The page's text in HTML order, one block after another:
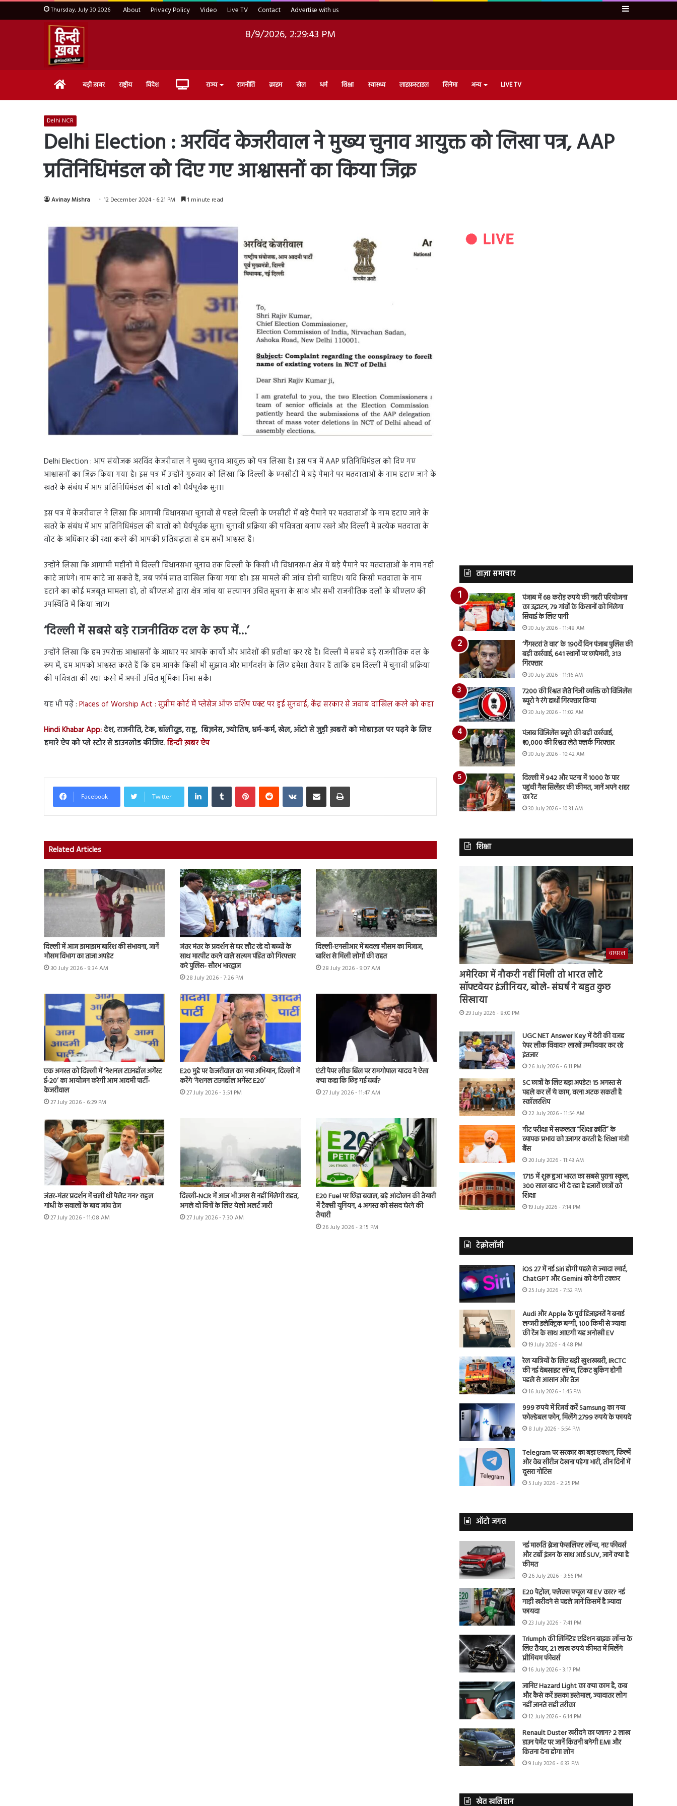
Thursday, July 30 2026 About Privacy Policy Video Live TV Contact Advertise with us Sidebar
8/9/2026, 2:29:44 PM
Home बड़ी ख़बर राष्ट्रीय विदेश Live राज्य राजनीति क्राइम खेल धर्म शिक्षा स्वास्थ्य लाइफ़स्टाइल सिनेमा अन्य LIVE TV
Delhi NCR
Delhi Election : अरविंद केजरीवाल ने मुख्य चुनाव आयुक्त को लिखा पत्र, AAP
प्रतिनिधिमंडल को दिए गए आश्वासनों का किया जिक्र
Avinay Mishra 12 December 2024 - 6:21 PM 1 minute read
Delhi Election : आप संयोजक अरविंद केजरीवाल ने मुख्य चुनाव आयुक्त को पत्र लिखा है। इस पत्र में AAP प्रतिनिधिमंडल को दिए गए
आश्वासनों का जिक्र किया गया है। इस पत्र में उन्होंने गुरुवार को लिखा कि दिल्ली के एनसीटी में बड़े पैमाने पर मतदाताओं के नाम हटाए जाने के
खतरे के संबंध में आप प्रतिनिधिमंडल की बातों को धैर्यपूर्वक सुना।
इस पत्र में केजरीवाल ने लिखा कि आगामी विधानसभा चुनावों से पहले दिल्ली के एनसीटी में बड़े पैमाने पर मतदाताओं के नाम हटाए जाने के
खतरे के संबंध में आप प्रतिनिधिमंडल की बातों को धैर्यपूर्वक सुना। चुनावी प्रक्रिया की पवित्रता बनाए रखने और दिल्ली में प्रत्येक मतदाता के
वोट के अधिकार की रक्षा करने की आपकी प्रतिबद्धता से हम सभी आश्वस्त हैं।
उन्होंने लिखा कि आगामी महीनों में दिल्ली विधानसभा चुनाव तक दिल्ली के किसी भी विधानसभा क्षेत्र में बड़े पैमाने पर मतदाताओं के नाम नहीं
काटे जाएंगे। नाम काटे जा सकते हैं, जब फॉर्म सात दाखिल किया गया हो। इस मामले की जांच होनी चाहिए। यदि किसी मतदाता के नाम
हटाने का कोई मजबूत मामला हो, तो बीएलओ द्वारा क्षेत्र जांच या सत्यापन उचित सूचना के साथ और सभी राजनीतिक दलों के बीएलए की
उपस्थिति में किया जाए।
‘दिल्ली में सबसे बड़े राजनीतिक दल के रूप में…’
उन्होंने लिखा कि हम उपरोक्त आश्वासनों के आधार पर आपके कार्यों और आदेशों की प्रतीक्षा कर रहे हैं। दिल्ली में सबसे बड़े राजनीतिक दल के
रूप में, हम आपको आश्वस्त करते हैं कि हम आपके किसी भी सुझाव और मार्गदर्शन के लिए हमेशा तैयार हैं ताकि हम दिल्ली में चुनावी प्रक्रिया
की पवित्रता की रक्षा करने में अपनी उचित भूमिका निभा सकें।
यह भी पढ़ें : Places of Worship Act : सुप्रीम कोर्ट में प्लेसेज ऑफ वर्शिप एक्ट पर हुई सुनवाई, केंद्र सरकार से जवाब दाखिल करने को कहा
Hindi Khabar App:देश, राजनीति, टेक, बॉलीवुड, राष्ट्र, बिज़नेस, ज्योतिष, धर्म-कर्म, खेल, ऑटो से जुड़ी ख़बरों को मोबाइल पर पढ़ने के लिए
हमारे ऐप को प्ले स्टोर से डाउनलोड कीजिए.हिन्दी ख़बर ऐप
Facebook Twitter
LinkedInTumblr PinterestReddit VKontakteShare via Email Print
Related Articles
दिल्ली में आज झमाझम बारिश की संभावना, जानें
मौसम विभाग का ताजा अपडेट
30 July 2026 - 9:34 AM
जंतर मंतर के प्रदर्शन से घर लौट रहे दो बच्चों के
साथ मारपीट करने वाले सत्यम पंडित को गिरफ्तार
करे पुलिस- सौरभ भारद्वाज
28 July 2026 - 7:26 PM
दिल्ली-एनसीआर में बदला मौसम का मिजाज,
बारिश से मिली लोगों की राहत
28 July 2026 - 9:07 AM
एक अगस्त को दिल्ली में ‘नेशनल टाउनहॉल अगेंस्ट
ई-20’ का आयोजन करेगी आम आदमी पार्टी-
केजरीवाल
27 July 2026 - 6:29 PM
E20 मुद्दे पर केजरीवाल का नया अभियान, दिल्ली में
करेंगे ‘नेशनल टाउनहॉल अगेंस्ट E20’
27 July 2026 - 3:51 PM
एंटी पेपर लीक बिल पर रामगोपाल यादव ने ऐसा
क्या कहा कि छिड़ गई चर्चा?
27 July 2026 - 11:47 AM
जंतर-मंतर प्रदर्शन में चली थी पेलेट गन? राहुल
गांधी के सवालों के बाद जांच तेज
27 July 2026 - 11:08 AM
दिल्ली-NCR में आज भी उमस से नहीं मिलेगी राहत,
अगले दो दिनों के लिए येलो अलर्ट जारी
27 July 2026 - 7:30 AM
E20 Fuel पर छिड़ा बवाल, बड़े आंदोलन की तैयारी
में टैक्सी यूनियन, 4 अगस्त को संसद घेरने की
तैयारी
26 July 2026 - 3:15 PM
ताज़ा समाचार
पंजाब में 68 करोड़ रुपये की नहरी परियोजना
का उद्घाटन, 79 गांवों के किसानों को मिलेगा
सिंचाई के लिए पानी
30 July 2026 - 11:48 AM
‘गैंगस्टरां ते वार’ के 190वें दिन पंजाब पुलिस की
बड़ी कार्रवाई, 641 स्थानों पर छापेमारी, 313
गिरफ्तार
30 July 2026 - 11:16 AM
7200 की रिश्वत लेते निजी व्यक्ति को विजिलेंस
ब्यूरो ने रंगे हाथों गिरफ्तार किया
30 July 2026 - 11:02 AM
पंजाब विजिलेंस ब्यूरो की बड़ी कार्रवाई,
₹10,000 की रिश्वत लेते क्लर्क गिरफ्तार
30 July 2026 - 10:42 AM
दिल्ली में 942 और पटना में 1000 के पार
पहुंची गैस सिलेंडर की कीमत, जानें अपने शहर
का रेट
30 July 2026 - 10:31 AM
शिक्षा
वायरल
अमेरिका में नौकरी नहीं मिली तो भारत लौटे
सॉफ्टवेयर इंजीनियर, बोले- संघर्ष ने बहुत कुछ
सिखाया
29 July 2026 - 8:00 PM
UGC NET Answer Key में देरी की वजह
पेपर लीक विवाद? लाखों उम्मीदवार कर रहे
इंतजार
26 July 2026 - 6:11 PM
SC छात्रों के लिए बड़ा अपडेट! 15 अगस्त से
पहले कर लें ये काम, वरना अटक सकती है
स्कॉलरशिप
22 July 2026 - 11:54 AM
नीट परीक्षा में सफलता “शिक्षा क्रांति” के
व्यापक प्रभाव को उजागर करती है: शिक्षा मंत्री
बैंस
20 July 2026 - 11:43 AM
1715 में शुरू हुआ भारत का सबसे पुराना स्कूल,
300 साल बाद भी दे रहा है हजारों छात्रों को
शिक्षा
19 July 2026 - 7:14 PM
टेक्नोलॉजी
iOS 27 में नई Siri होगी पहले से ज्यादा स्मार्ट,
ChatGPT और Gemini को देगी टक्कर
25 July 2026 - 7:52 PM
Audi और Apple के पूर्व डिजाइनरों ने बनाई
लग्जरी इलेक्ट्रिक बग्गी, 100 किमी से ज्यादा
की रेंज के साथ आएगी यह अनोखी EV
19 July 2026 - 4:48 PM
रेल यात्रियों के लिए बड़ी खुशखबरी, IRCTC
की नई वेबसाइट लॉन्च, टिकट बुकिंग होगी
पहले से आसान और तेज
16 July 2026 - 1:45 PM
999 रुपये में रिजर्व करें Samsung का नया
फोल्डेबल फोन, मिलेंगे 2799 रुपये के फायदे
8 July 2026 - 5:54 PM
Telegram पर सरकार का बड़ा एक्शन, फिल्में
और वेब सीरीज देखना पड़ेगा भारी, तीन दिनों में
दूसरा नोटिस
5 July 2026 - 2:25 PM
ऑटो जगत
नई मारुति ब्रेजा फेसलिफ्ट लॉन्च, नए फीचर्स
और टर्बो इंजन के साथ आई SUV, जानें क्या है
कीमत
26 July 2026 - 3:56 PM
E20 पेट्रोल, फ्लेक्स फ्यूल या EV कार? नई
गाड़ी खरीदने से पहले जानें किसमें है ज्यादा
फायदा
23 July 2026 - 7:41 PM
Triumph की लिमिटेड एडिशन बाइक लॉन्च के
लिए तैयार, 21 लाख रुपये कीमत में मिलेंगे
प्रीमियम फीचर्स
16 July 2026 - 3:17 PM
जानिए Hazard Light का क्या काम है, कब
और कैसे करें इसका इस्तेमाल, ज्यादातर लोग
नहीं जानते सही तरीका
12 July 2026 - 6:14 PM
Renault Duster खरीदने का प्लान? 2 लाख
डाउन पेमेंट पर जानें कितनी बनेगी EMI और
कितना देना होगा लोन
9 July 2026 - 6:33 PM
खेत खलिहान